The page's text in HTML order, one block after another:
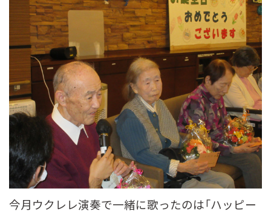
今月ウクレレ演奏で一緒に歌ったのは「ハッピー